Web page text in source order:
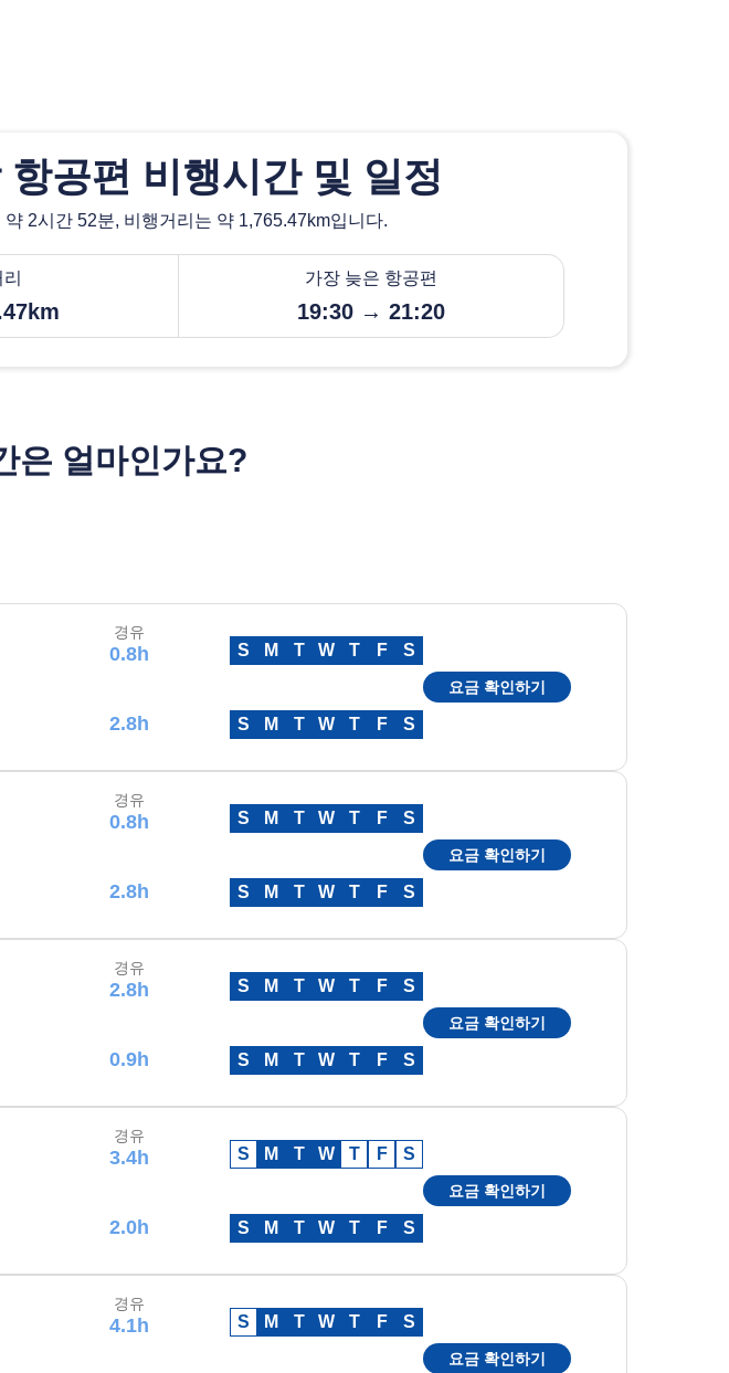
공편 비행시간 및 일정
2시간 52분, 비행거리는 약 1,765.47km입니다.
가장 늦은 항공편
19:30 → 21:20
은 얼마인가요?
경유
0.8h S M T W T F S
2.8h S M T W T F S
요금 확인하기
경유
0.8h S M T W T F S
2.8h S M T W T F S
요금 확인하기
경유
2.8h S M T W T F S
0.9h S M T W T F S
요금 확인하기
경유
3.4h S M T W T F S
2.0h S M T W T F S
요금 확인하기
경유
4.1h S M T W T F S
요금 확인하기